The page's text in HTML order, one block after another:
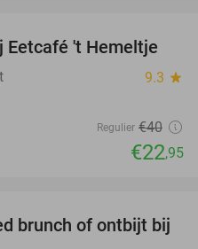
43%
Eetcafé 't Hemeltje
9.3 star
Regulier €40
€22,95
35%
brunch of ontbijt bij